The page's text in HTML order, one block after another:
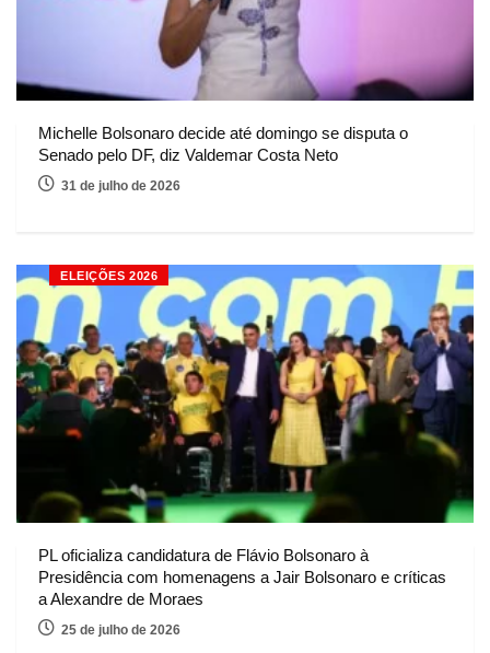
Michelle Bolsonaro decide até domingo se disputa o
Senado pelo DF, diz Valdemar Costa Neto
31 de julho de 2026
ELEIÇÕES 2026
PL oficializa candidatura de Flávio Bolsonaro à
Presidência com homenagens a Jair Bolsonaro e críticas
a Alexandre de Moraes
25 de julho de 2026